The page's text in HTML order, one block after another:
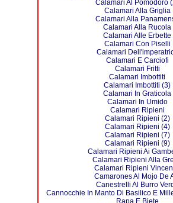
Calamari Al Pomodoro
Calamari Alla Griglia
Calamari Alla
Calamari Alla Rucola
Calamari Alle Erbette
Calamari Con Piselli
Calamari
Calamari E Carciofi
Calamari Fritti
Calamari Imbottiti
Calamari Imbottiti (3)
Calamari In Graticola
Calamari In Umido
Calamari Ripieni
Calamari Ripieni (2)
Calamari Ripieni (4)
Calamari Ripieni (7)
Calamari Ripieni (9)
Calamari Ripieni Ai
Calamari Ripieni Alla
Calamari Ripieni
Camarones Al Mojo De
Canestrelli Al Burro
Cannocchie In Manto Di Basilico E
Rapa E Biete